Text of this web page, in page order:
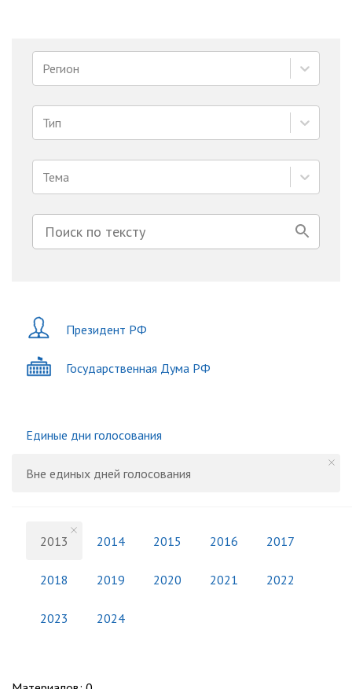
Регион
Тип
Тема
Президент РФ
Государственная Дума РФ
Единые дни голосования
Вне единых дней голосования
2013 2014 2015 2016 2017
2018 2019 2020 2021 2022
2023 2024